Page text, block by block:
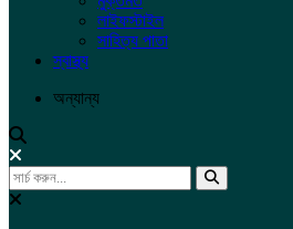
লাইফস্টাইল
সাহিত্য পাতা
স্বাস্থ্য
অন্যান্য